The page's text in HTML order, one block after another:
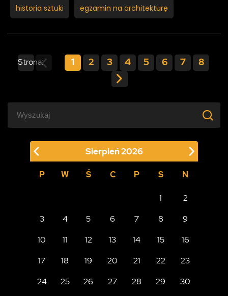
historia sztuki egzamin na architekturę
Strona: 1 2 3 4 5 6 7 8
Sierpień2026
P W Ś C P S N
1
2
3
4 5 6 7 8
9
10
11 12 13 14 15
16
17
18 19 20 21 22
23
24
25 26 27 28 29
30